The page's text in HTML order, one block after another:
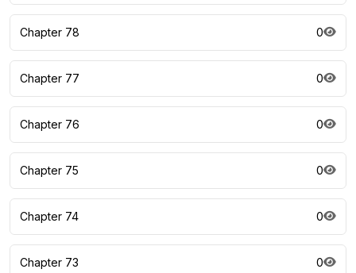
Chapter 78 0
Chapter 77 0
Chapter 76 0
Chapter 75 0
Chapter 74 0
Chapter 73 0